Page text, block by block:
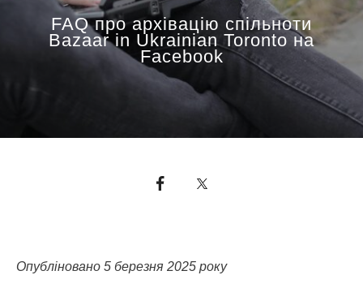
FAQ про архівацію спільноти
Bazaar in Ukrainian Toronto на
Facebook
Опубліновано 5 березня 2025 року